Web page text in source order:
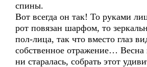
спины.
Вот всегда он так! То руками
рот повязан шарфом, то
пол-лица, так что вместо глаз
собственное отражение… Весна
ни старалась, собрать этот